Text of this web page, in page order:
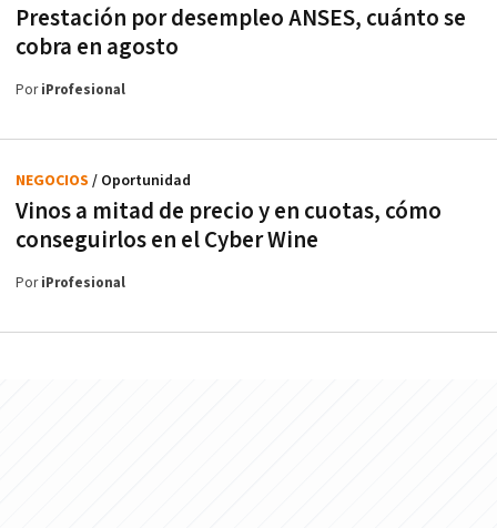
Prestación por desempleo ANSES, cuánto se
cobra en agosto
PoriProfesional
Vinos a mitad de precio y en cuotas, cómo
conseguirlos en el Cyber Wine
NEGOCIOS / Oportunidad
PoriProfesional